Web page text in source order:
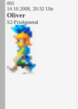
001
14.10.2008, 20:32 Uhr
Oliver
S2-Pixelgeneral